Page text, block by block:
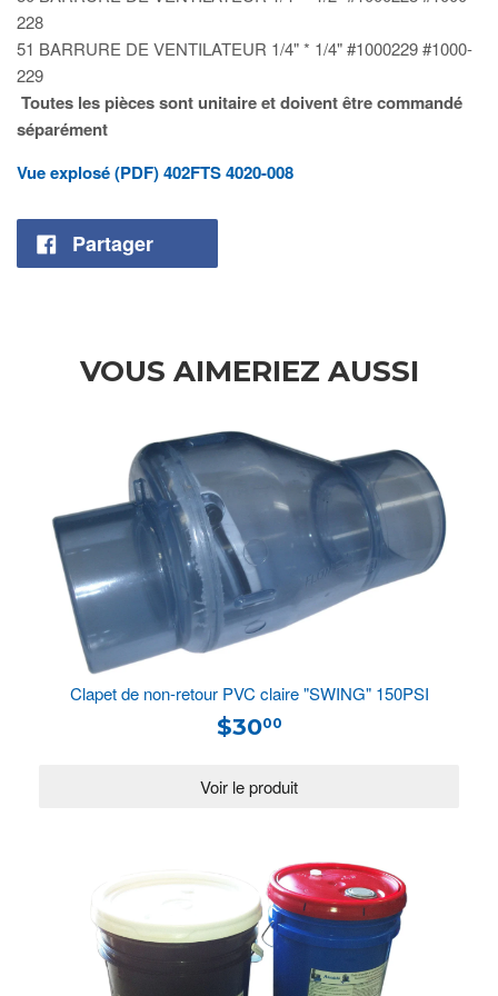
228
51 BARRURE DE VENTILATEUR 1/4" * 1/4" #1000229 #1000-
229
Toutes les pièces sont unitaire et doivent être commandé
séparément
Vue explosé (PDF) 402FTS 4020-008
Partager
VOUS AIMERIEZ AUSSI
Clapet de non-retour PVC claire "SWING" 150PSI
$3000